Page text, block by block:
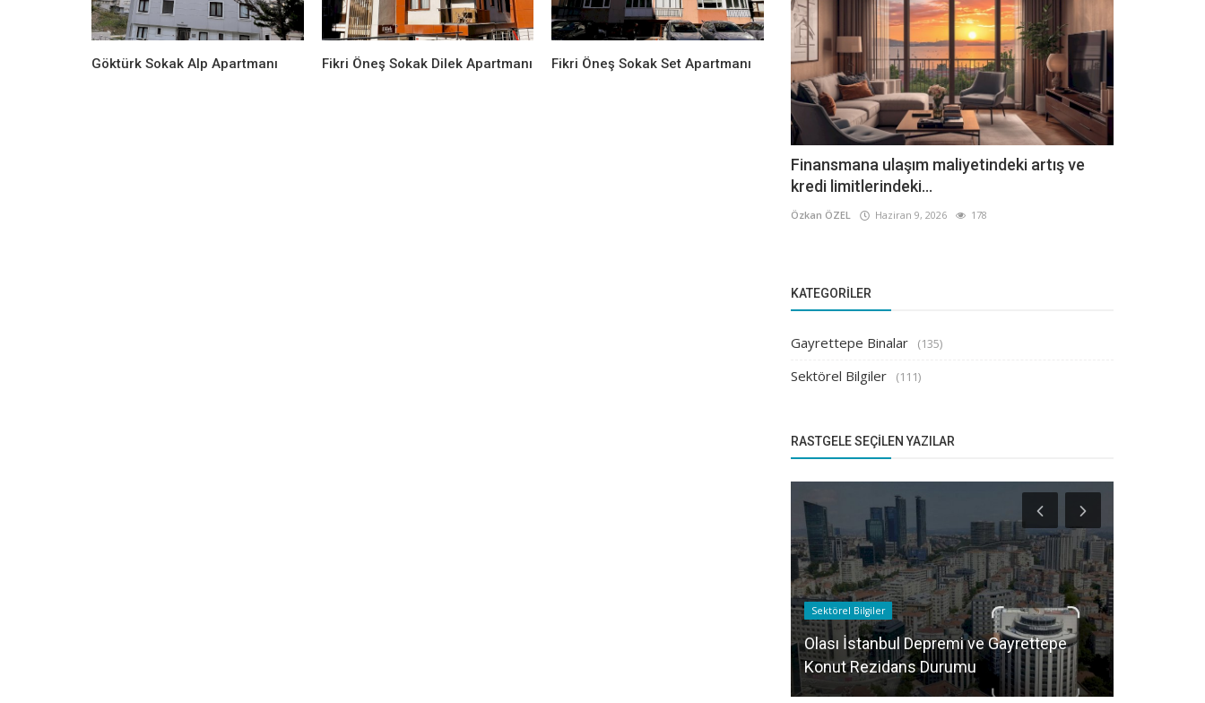
Göktürk Sokak Alp Apartmanı Fikri Öneş Sokak Dilek Apartmanı Fikri Öneş Sokak Set Apartmanı
Finansmana ulaşım maliyetindeki artış ve
kredi limitlerindeki...
Özkan ÖZEL Haziran 9, 2026 178
KATEGORILER
Gayrettepe Binalar (135)
Sektörel Bilgiler (111)
RASTGELE SEÇILEN YAZILAR
Sektörel Bilgiler
Olası İstanbul Depremi ve Gayrettepe
Konut Rezidans Durumu